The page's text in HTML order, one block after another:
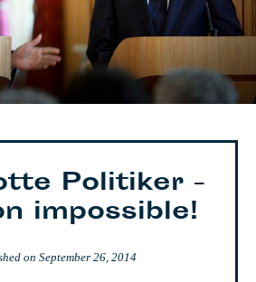
Politiker -
impossible!
on September 26, 2014